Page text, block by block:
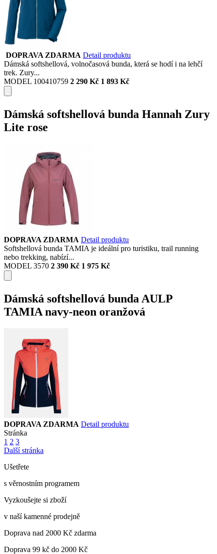
DOPRAVA ZDARMA Detail produktu
Dámská softshellová, volnočasová bunda, která se hodí i na lehčí
trek. Zury...
MODEL 100410759 2 290 Kč 1 893 Kč
Dámská softshellová bunda Hannah Zury
Lite rose
DOPRAVA ZDARMA Detail produktu
Softshellová bunda TAMIA je ideální pro turistiku, trail running
nebo trekking, nabízí...
MODEL 3570 2 390 Kč 1 975 Kč
Dámská softshellová bunda AULP
TAMIA navy-neon oranžová
DOPRAVA ZDARMA Detail produktu
Stránka
1 2 3
Další stránka
Ušetřete
s věrnostním programem
Vyzkoušejte si zboží
v naší kamenné prodejně
Doprava nad 2000 Kč zdarma
Doprava 99 kč do 2000 Kč